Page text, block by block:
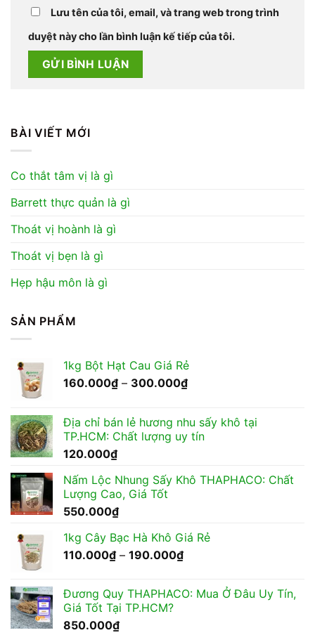
Lưu tên của tôi, email, và trang web trong trình
duyệt này cho lần bình luận kế tiếp của tôi.
BÀI VIẾT MỚI
Co thắt tâm vị là gì
Barrett thực quản là gì
Thoát vị hoành là gì
Thoát vị bẹn là gì
Hẹp hậu môn là gì
SẢN PHẨM
1kg Bột Hạt Cau Giá Rẻ
160.000₫ – 300.000₫Khoảng
160.000₫
đến
Địa chỉ bán lẻ hương nhu sấy khô tại
TP.HCM: Chất lượng uy tín
120.000₫
Nấm Lộc Nhung Sấy Khô THAPHACO: Chất
Lượng Cao, Giá Tốt
550.000₫
1kg Cây Bạc Hà Khô Giá Rẻ
110.000₫ – 190.000₫Khoảng
110.000₫
Đương Quy THAPHACO: Mua Ở Đâu Uy Tín,
Giá Tốt Tại TP.HCM?
850.000₫